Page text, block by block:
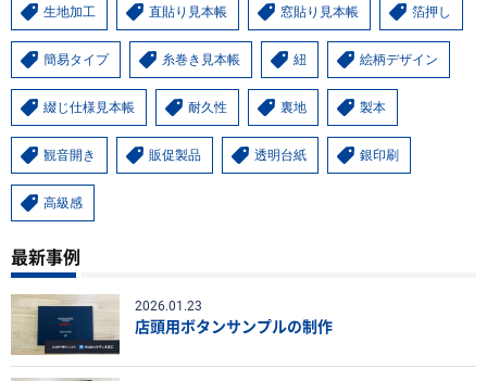
生地加工 直貼り見本帳 窓貼り見本帳 箔押し
簡易タイプ 糸巻き見本帳 紐 絵柄デザイン
綴じ仕様見本帳 耐久性 裏地 製本
観音開き 販促製品 透明台紙 銀印刷
高級感
最新事例
2026.01.23
店頭用ボタンサンプルの制作